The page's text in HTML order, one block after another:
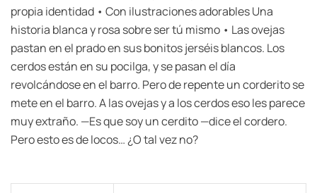
propia identidad • Con ilustraciones adorables Una
historia blanca y rosa sobre ser tú mismo • Las ovejas
pastan en el prado en sus bonitos jerséis blancos. Los
cerdos están en su pocilga, y se pasan el día
revolcándose en el barro. Pero de repente un corderito se
mete en el barro. A las ovejas y a los cerdos eso les parece
muy extraño. —Es que soy un cerdito —dice el cordero.
Pero esto es de locos… ¿O tal vez no?